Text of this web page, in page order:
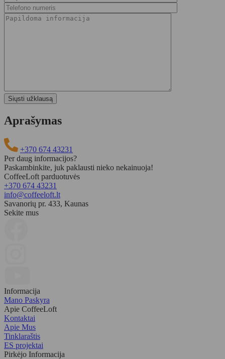
Aprašymas
+370 674 43231
Per daug informacijos?
Paskambinkite, juk paklausti nieko nekainuoja!
CoffeeLoft parduotuvės
+370 674 43231
info@coffeeloft.lt
Savanorių pr. 433, Kaunas
Sekite mus
Informacija
Mano Paskyra
Apie CoffeeLoft
Kontaktai
Apie Mus
Tinklaraštis
ES projektai
Pirkėjo Informacija